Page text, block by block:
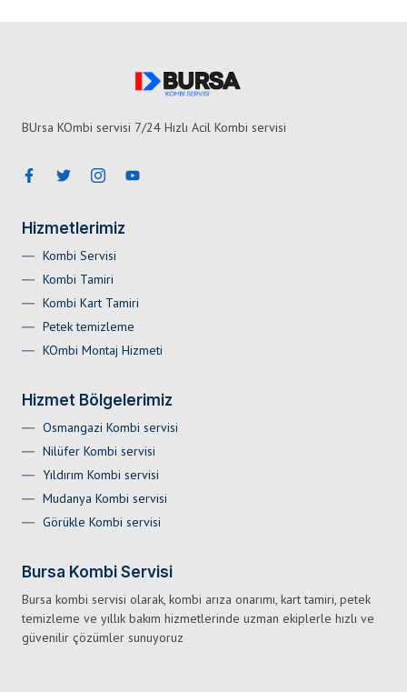
BUrsa KOmbi servisi 7/24 Hızlı Acil Kombi servisi
Hizmetlerimiz
Kombi Servisi
Kombi Tamiri
Kombi Kart Tamiri
Petek temizleme
KOmbi Montaj Hizmeti
Hizmet Bölgelerimiz
Osmangazi Kombi servisi
Nilüfer Kombi servisi
Yıldırım Kombi servisi
Mudanya Kombi servisi
Görükle Kombi servisi
Bursa Kombi Servisi
Bursa kombi servisi olarak, kombi arıza onarımı, kart tamiri, petek
temizleme ve yıllık bakım hizmetlerinde uzman ekiplerle hızlı ve
güvenilir çözümler sunuyoruz